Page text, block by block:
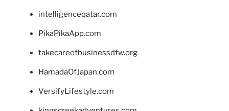
intelligenceqatar.com
PikaPikaApp.com
takecareofbusinessdfw.org
HamadaOfJapan.com
VersifyLifestyle.com